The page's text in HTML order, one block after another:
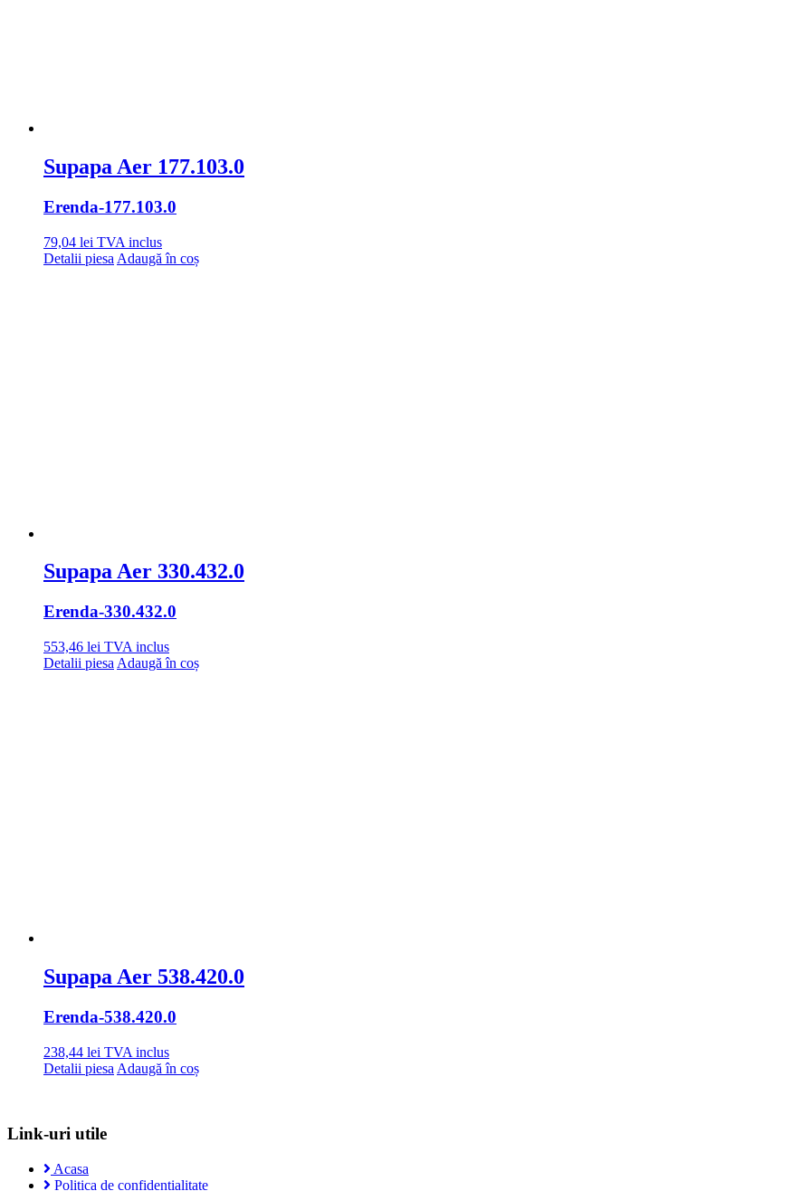
Supapa Aer 177.103.0
Erenda-177.103.0
79,04 lei TVA inclus
Detalii piesa Adaugă în coș
Supapa Aer 330.432.0
Erenda-330.432.0
553,46 lei TVA inclus
Detalii piesa Adaugă în coș
Supapa Aer 538.420.0
Erenda-538.420.0
238,44 lei TVA inclus
Detalii piesa Adaugă în coș
Link-uri utile
Acasa
Politica de confidentialitate